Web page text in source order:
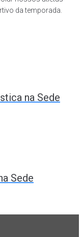
da temporada.
na Sede
Sede